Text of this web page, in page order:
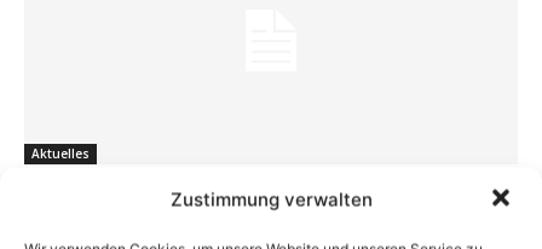
Zustimmung verwalten
Aktuelles
Vermieter sollen Makler zahlen –